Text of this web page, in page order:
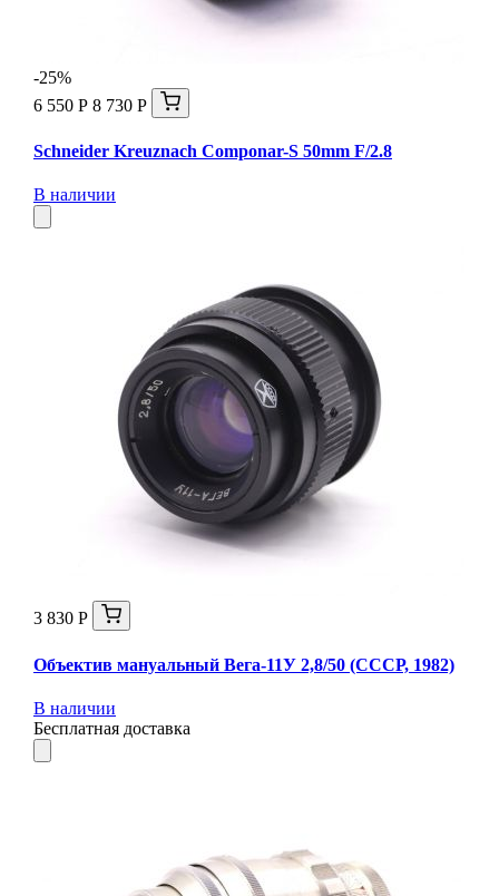
-25%
6 550 Р 8 730 Р
Schneider Kreuznach Componar-S 50mm F/2.8
В наличии
3 830 Р
Объектив мануальный Вега-11У 2,8/50 (СССР, 1982)
В наличии
Бесплатная доставка